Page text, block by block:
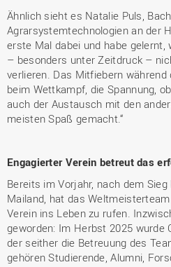
Ähnlich sieht es Natalie Puls,
Agrarsystemtechnologien an der
erste Mal dabei und habe
– besonders unter Zeitdruck –
verlieren. Das Mitfiebern während
beim Wettkampf, die Spannung,
auch der Austausch mit den
meisten Spaß gemacht.“
Engagierter Verein betreut das
Bereits im Vorjahr, nach dem
Mailand, hat das
Verein ins Leben zu rufen.
geworden: Im Herbst 2025 wurde
der seither die Betreuung des
gehören Studierende, Alumni,